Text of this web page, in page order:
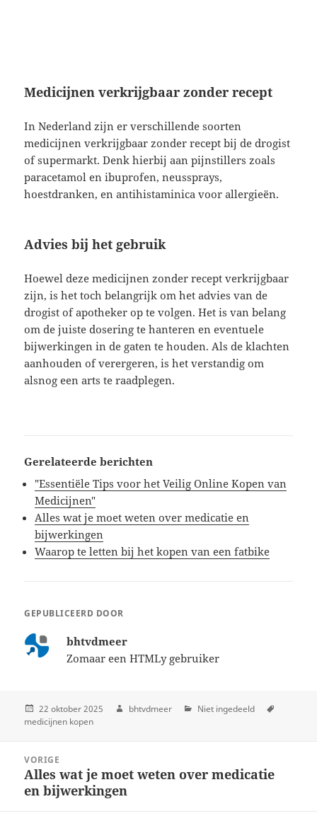
Medicijnen verkrijgbaar zonder recept
In Nederland zijn er verschillende soorten
medicijnen verkrijgbaar zonder recept bij de drogist
of supermarkt. Denk hierbij aan pijnstillers zoals
paracetamol en ibuprofen, neussprays,
hoestdranken, en antihistaminica voor allergieën.
Advies bij het gebruik
Hoewel deze medicijnen zonder recept verkrijgbaar
zijn, is het toch belangrijk om het advies van de
drogist of apotheker op te volgen. Het is van belang
om de juiste dosering te hanteren en eventuele
bijwerkingen in de gaten te houden. Als de klachten
aanhouden of verergeren, is het verstandig om
alsnog een arts te raadplegen.
Gerelateerde berichten
"Essentiële Tips voor het Veilig Online Kopen van
Medicijnen"
Alles wat je moet weten over medicatie en
bijwerkingen
Waarop te letten bij het kopen van een fatbike
GEPUBLICEERD DOOR
bhtvdmeer
Zomaar een HTMLy gebruiker
22 oktober 2025 bhtvdmeer
Niet ingedeeld
medicijnen kopen
navigation
VORIGE
Previous
post:
Alles wat je moet weten over medicatie
en bijwerkingen